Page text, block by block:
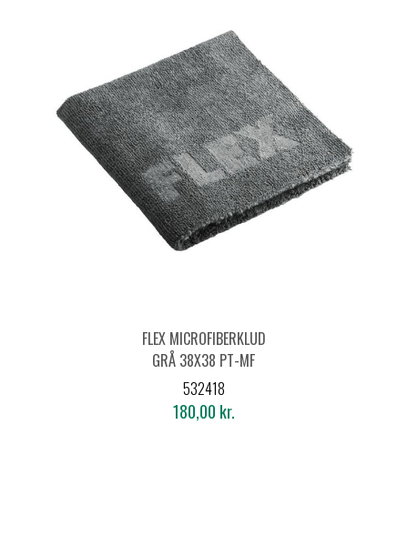
FLEX MICROFIBERKLUD
GRÅ 38X38 PT-MF
380
532418
180,00 kr.